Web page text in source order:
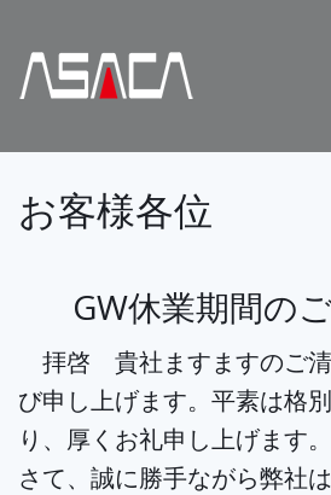
お客様各位
GW休業期間
拝啓 貴社ますますのご
び申し上げます。平素は格
り、厚くお礼申し上げます。
さて、誠に勝手ながら弊社